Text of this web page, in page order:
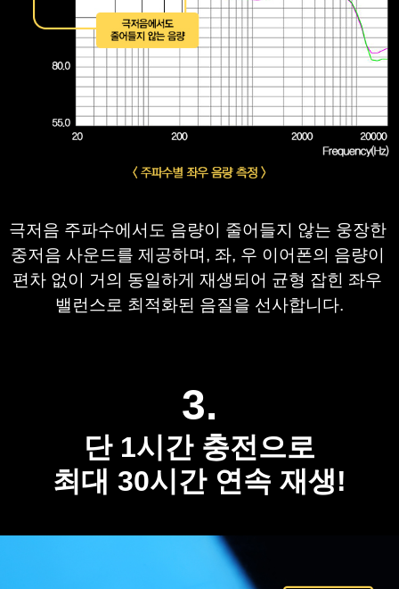
극저음 주파수에서도 음량이 줄어들지 않는 웅장한
중저음 사운드를 제공하며, 좌, 우 이어폰의 음량이
편차 없이 거의 동일하게 재생되어 균형 잡힌 좌우
밸런스로 최적화된 음질을 선사합니다.
3.
단 1시간 충전으로
최대 30시간 연속 재생!